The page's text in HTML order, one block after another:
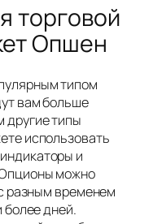
торговой
Опшен
типом
вам больше
типы
использовать
и
можно
разным временем
более дней.